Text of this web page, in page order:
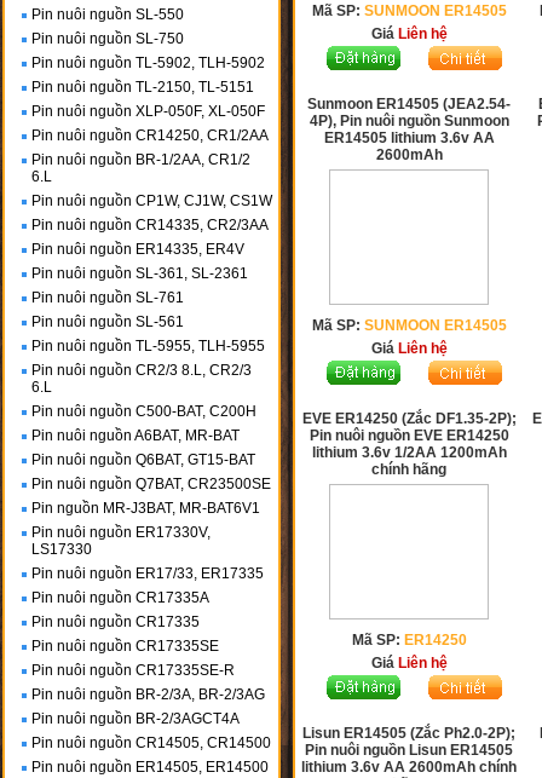
Pin nuôi nguồn SL-550
Pin nuôi nguồn SL-750
Pin nuôi nguồn TL-5902, TLH-5902
Pin nuôi nguồn TL-2150, TL-5151
Pin nuôi nguồn XLP-050F, XL-050F
Pin nuôi nguồn CR14250, CR1/2AA
Pin nuôi nguồn BR-1/2AA, CR1/2
6.L
Pin nuôi nguồn CP1W, CJ1W, CS1W
Pin nuôi nguồn CR14335, CR2/3AA
Pin nuôi nguồn ER14335, ER4V
Pin nuôi nguồn SL-361, SL-2361
Pin nuôi nguồn SL-761
Pin nuôi nguồn SL-561
Pin nuôi nguồn TL-5955, TLH-5955
Pin nuôi nguồn CR2/3 8.L, CR2/3
6.L
Pin nuôi nguồn C500-BAT, C200H
Pin nuôi nguồn A6BAT, MR-BAT
Pin nuôi nguồn Q6BAT, GT15-BAT
Pin nuôi nguồn Q7BAT, CR23500SE
Pin nguồn MR-J3BAT, MR-BAT6V1
Pin nuôi nguồn ER17330V,
LS17330
Pin nuôi nguồn ER17/33, ER17335
Pin nuôi nguồn CR17335A
Pin nuôi nguồn CR17335
Pin nuôi nguồn CR17335SE
Pin nuôi nguồn CR17335SE-R
Pin nuôi nguồn BR-2/3A, BR-2/3AG
Pin nuôi nguồn BR-2/3AGCT4A
Pin nuôi nguồn CR14505, CR14500
Pin nuôi nguồn ER14505, ER14500
Mã SP: SUNMOON ER14505
Giá Liên hệ
Sunmoon ER14505 (JEA2.54-
4P), Pin nuôi nguồn Sunmoon
ER14505 lithium 3.6v AA
2600mAh
Mã SP: SUNMOON ER14505
Giá Liên hệ
EVE ER14250 (Zắc DF1.35-2P);
Pin nuôi nguồn EVE ER14250
lithium 3.6v 1/2AA 1200mAh
chính hãng
Mã SP: ER14250
Giá Liên hệ
Lisun ER14505 (Zắc Ph2.0-2P);
Pin nuôi nguồn Lisun ER14505
lithium 3.6v AA 2600mAh chính